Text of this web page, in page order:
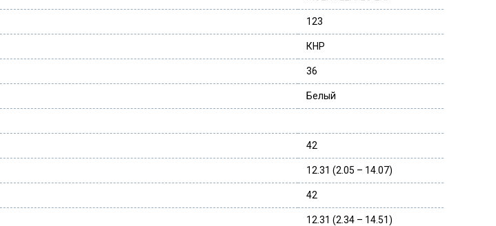
123
КНР
36
Белый
42
12.31 (2.05 – 14.07)
42
12.31 (2.34 – 14.51)